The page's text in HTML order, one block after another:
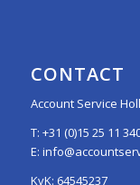
CONTACT
Account Service
T: +31 (0)15 25 11
E:
KvK: 64545237